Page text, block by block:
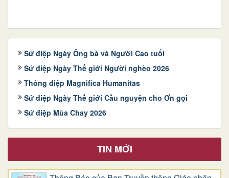
Sứ điệp Ngày Ông bà và Người Cao tuổi
Sứ điệp Ngày Thế giới Người nghèo 2026
Thông điệp Magnifica Humanitas
Sứ điệp Ngày Thế giới Cầu nguyện cho Ơn gọi
Sứ điệp Mùa Chay 2026
TIN MỚI